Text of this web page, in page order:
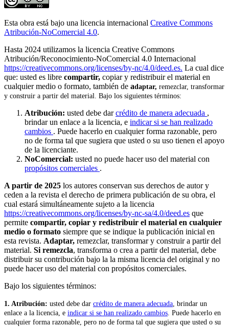
Esta obra está bajo una licencia internacional Creative Commons
Atribución-NoComercial 4.0.
Hasta 2024 utilizamos la licencia Creative Commons
Atribución/Reconocimiento-NoComercial 4.0 Internacional
https://creativecommons.org/licenses/by-nc/4.0/deed.es. La cual dice
que: usted es libre compartir, copiar y redistribuir el material en
cualquier medio o formato, también de adaptar, remezclar, transformar
y construir a partir del material. Bajo los siguientes términos:
Atribución: usted debe darcrédito de manera adecuada ,
brindar un enlace a la licencia, e indicar si se han realizado
cambios . Puede hacerlo en cualquier forma razonable, pero
no de forma tal que sugiera que usted o su uso tienen el apoyo
de la licenciante.
NoComercial: usted no puede hacer uso del material con
propósitos comerciales .
A partir de 2025 los autores conservan sus derechos de autor y
ceden a la revista el derecho de primera publicación de su obra, el
cual estará simultáneamente sujeto a la licencia
https://creativecommons.org/licenses/by-nc-sa/4.0/deed.es que
permite compartir, copiar y redistribuir el material en cualquier
medio o formato siempre que se indique la publicación inicial en
esta revista. Adaptar, remezclar, transformar y construir a partir del
material. Si remezcla, transforma o crea a partir del material, debe
distribuir su contribución bajo la la misma licencia del original y no
puede hacer uso del material con propósitos comerciales.
Bajo los siguientes términos:
1. Atribución: usted debe dar crédito de manera adecuada, brindar un
enlace a la licencia, e indicar si se han realizado cambios. Puede hacerlo en
cualquier forma razonable, pero no de forma tal que sugiera que usted o su